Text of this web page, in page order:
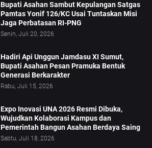
Bupati Asahan Sambut Kepulangan Satgas
Pamtas Yonif 126/KC Usai Tuntaskan Misi
Jaga Perbatasan RI-PNG
Senin, Juli 20, 2026
Hadiri Api Unggun Jamdasu XI Sumut,
Bupati Asahan Pesan Pramuka Bentuk
Generasi Berkarakter
Rabu, Juli 15, 2026
Expo Inovasi UNA 2026 Resmi Dibuka,
Wujudkan Kolaborasi Kampus dan
Pemerintah Bangun Asahan Berdaya Saing
Sabtu, Juli 18, 2026